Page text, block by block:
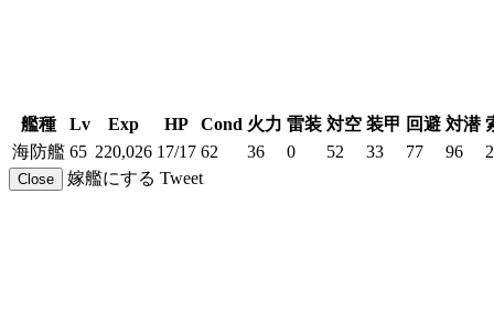
艦種 Lv Exp HP Cond 火力 雷装 対空 装甲 回避 対潜
海防艦 65 220,026 17/17 62 36 0 52 33 77 96
Close 嫁艦にする Tweet